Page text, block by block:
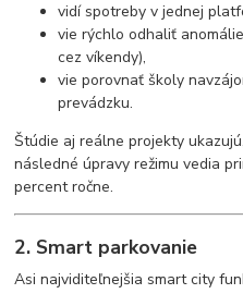
vidí spotreby v jednej
vie rýchlo odhaliť
cez víkendy),
vie porovnať školy
prevádzku.
Štúdie aj reálne projekty
následné úpravy režimu vedia
percent ročne.
2. Smart parkovanie
Asi najviditeľnejšia smart city